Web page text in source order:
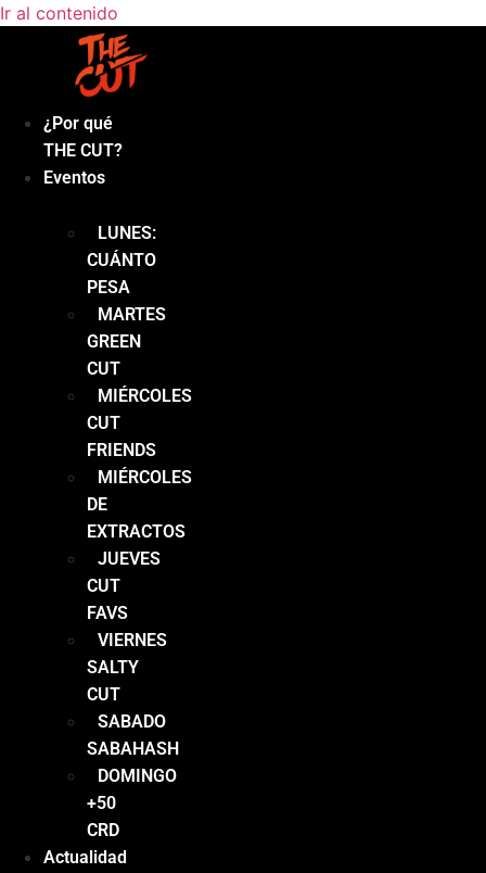
Ir al contenido
¿Por qué
THE CUT?
Eventos
LUNES:
CUÁNTO
PESA
MARTES
GREEN
CUT
MIÉRCOLES
CUT
FRIENDS
MIÉRCOLES
DE
EXTRACTOS
JUEVES
CUT
FAVS
VIERNES
SALTY
CUT
SABADO
SABAHASH
DOMINGO
+50
CRD
Actualidad